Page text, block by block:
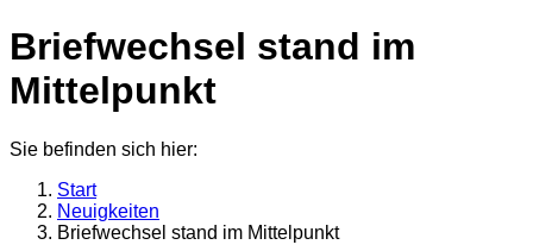
Briefwechsel stand im
Mittelpunkt
Sie befinden sich hier:
Start
Neuigkeiten
Briefwechsel stand im Mittelpunkt